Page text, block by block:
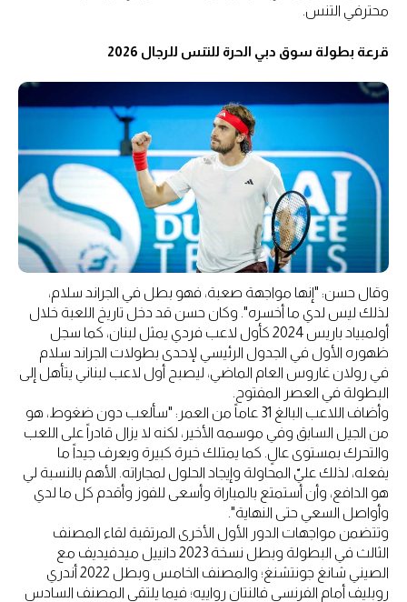
محترفي التنس.
قرعة بطولة سوق دبي الحرة للتنس للرجال 2026
وقال حسن: "إنها مواجهة صعبة، فهو بطل في الجراند سلام،
لذلك ليس لدي ما أخسره". وكان حسن قد دخل تاريخ اللعبة خلال
أولمبياد باريس 2024 كأول لاعب فردي يمثل لبنان، كما سجل
ظهوره الأول في الجدول الرئيسي لإحدى بطولات الجراند سلام
في رولان غاروس العام الماضي، ليصبح أول لاعب لبناني يتأهل إلى
البطولة في العصر المفتوح.
وأضاف اللاعب البالغ 31 عاماً من العمر: "سألعب دون ضغوط، هو
من الجيل السابق وفي موسمه الأخير، لكنه لا يزال قادراً على اللعب
والتحرك بمستوى عالٍ. كما يمتلك خبرة كبيرة ويعرف جيداً ما
يفعله، لذلك عليّ المحاولة وإيجاد الحلول لمجاراته. الأهم بالنسبة لي
هو الدافع، وأن أستمتع بالمباراة وأسعى للفوز وأقدم كل ما لدي
وأواصل السعي حتى النهاية".
وتتضمن مواجهات الدور الأول الأخرى المرتقبة لقاء المصنف
الثالث في البطولة وبطل نسخة 2023 دانييل ميدفيديف مع
الصيني شانغ جونتشنغ؛ والمصنف الخامس وبطل 2022 أندري
روبليف أمام الفرنسي فالنتان رواييه؛ فيما يلتقي المصنف السادس